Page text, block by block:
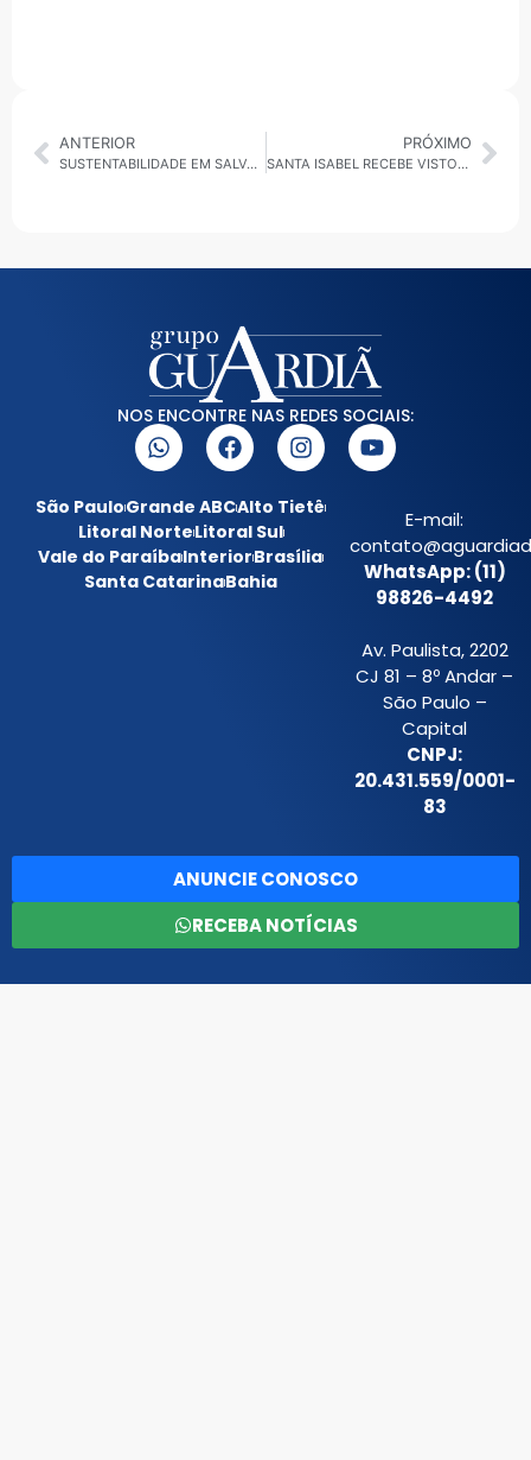
ANTERIOR
SUSTENTABILIDADE EM SALVADOR: PREFEITURA ASSINA CONVÊNIO PARA INSTALAÇÃO DE NOVOS ECOPONTOS NO SUBÚRBIO
PRÓXIMO
SANTA ISABEL RECEBE VISTORIA DA DEFESA CIVIL EM ÁREAS ATINGIDAS PELAS CHUVAS
NOS ENCONTRE NAS REDES SOCIAIS:
São PauloGrande ABCAlto Tietê
Litoral NorteLitoral Sul
Vale do ParaíbaInteriorBrasília
Santa CatarinaBahia
E-mail:
WhatsApp: (11)
98826-4492
Av. Paulista, 2202
CJ 81 – 8º Andar –
São Paulo –
Capital
CNPJ:
20.431.559/0001-
83
ANUNCIE CONOSCO
RECEBA NOTÍCIAS